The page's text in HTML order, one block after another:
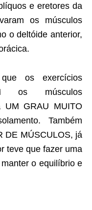
e eretores da
os músculos
o deltóide anterior,
os exercícios
os músculos
UM GRAU MUITO
Também
DE MÚSCULOS, já
teve que fazer uma
o equilíbrio e